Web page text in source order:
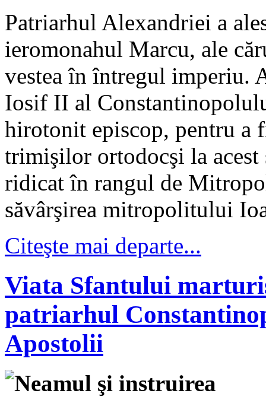
Patriarhul Alexandriei a
ieromonahul Marcu, ale
vestea în întregul imperiu.
Iosif II al
hirotonit episcop, pentru a
trimişilor ortodocşi la
ridicat în rangul de
săvârşirea mitropolitului
Citeşte mai departe...
Viata Sfantului
patriarhul
Apostolii
Neamul şi instruirea